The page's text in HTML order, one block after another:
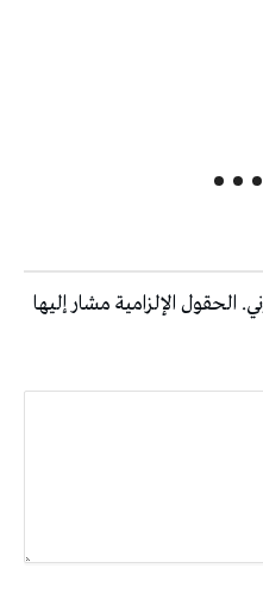
الحقول الإلزامية مشار إليها